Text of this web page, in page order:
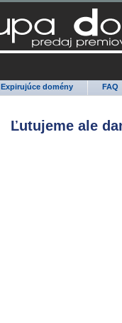
Expirujúce domény FAQ
Ľutujeme ale